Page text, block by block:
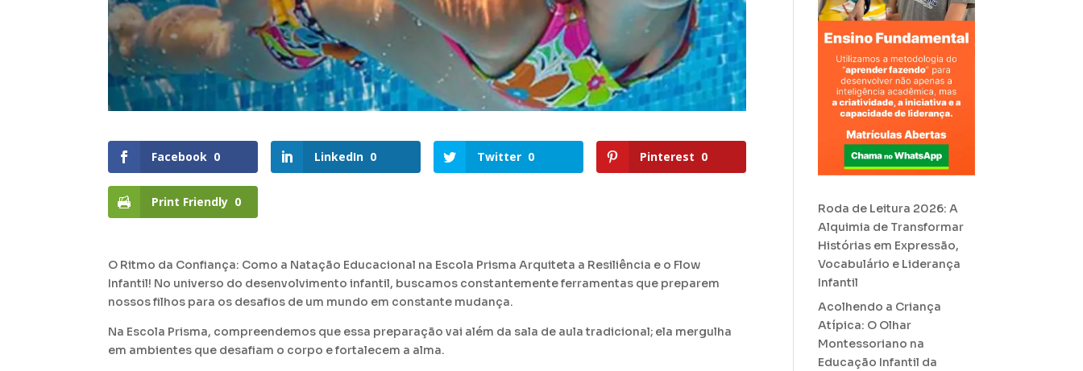
Facebook 0 LinkedIn 0 Twitter 0 Pinterest 0
Print Friendly 0
O Ritmo da Confiança: Como a Natação Educacional na Escola Prisma Arquiteta a Resiliência e o Flow
Infantil! No universo do desenvolvimento infantil, buscamos constantemente ferramentas que preparem
nossos filhos para os desafios de um mundo em constante mudança.
Na Escola Prisma, compreendemos que essa preparação vai além da sala de aula tradicional; ela mergulha
em ambientes que desafiam o corpo e fortalecem a alma.
Roda de Leitura 2026: A
Alquimia de Transformar
Histórias em Expressão,
Vocabulário e Liderança
Infantil
Acolhendo a Criança
Atípica: O Olhar
Montessoriano na
Educação Infantil da